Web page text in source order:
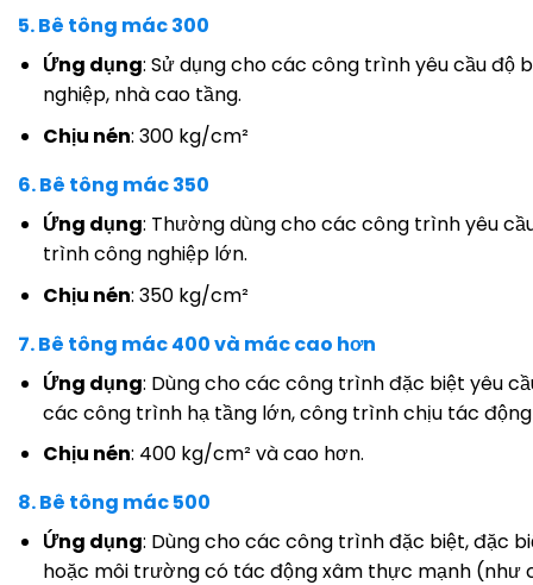
5.Bê tông mác 300
Ứng dụng: Sử dụng cho các công trình yêu cầu độ
nghiệp, nhà cao tầng.
Chịu nén: 300 kg/cm²
6.Bê tông mác 350
Ứng dụng: Thường dùng cho các công trình yêu
trình công nghiệp lớn.
Chịu nén: 350 kg/cm²
7.Bê tông mác 400 và mác cao hơn
Ứng dụng: Dùng cho các công trình đặc biệt yêu
các công trình hạ tầng lớn, công trình chịu tác
Chịu nén: 400 kg/cm² và cao hơn.
8.Bê tông mác 500
Ứng dụng: Dùng cho các công trình đặc biệt, đặc
hoặc môi trường có tác động xâm thực mạnh